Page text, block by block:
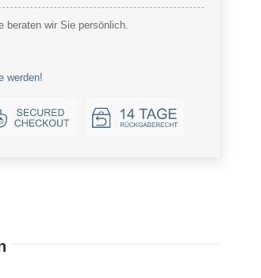
beraten wir Sie persönlich.
werden!